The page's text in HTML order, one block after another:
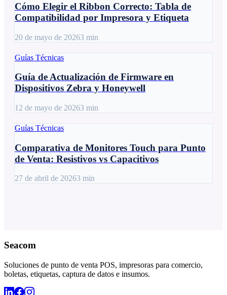
Cómo Elegir el Ribbon Correcto: Tabla de
Compatibilidad por Impresora y Etiqueta
20 de mayo de 20263 min
Guías Técnicas
Guía de Actualización de Firmware en
Dispositivos Zebra y Honeywell
12 de mayo de 20263 min
Guías Técnicas
Comparativa de Monitores Touch para Punto
de Venta: Resistivos vs Capacitivos
27 de abril de 20263 min
Seacom
Soluciones de punto de venta POS, impresoras para comercio,
boletas, etiquetas, captura de datos e insumos.